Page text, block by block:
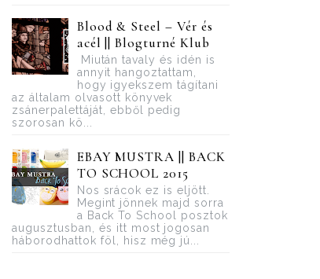
Blood ​& Steel – Vér és
acél || Blogturné Klub
Miután tavaly és idén is
annyit hangoztattam,
hogy igyekszem tágítani
az általam olvasott könyvek
zsánerpalettáját, ebből pedig
szorosan kö...
EBAY MUSTRA || BACK
TO SCHOOL 2015
Nos srácok ez is eljött.
Megint jönnek majd sorra
a Back To School posztok
augusztusban, és itt most jogosan
háborodhattok föl, hisz még jú...